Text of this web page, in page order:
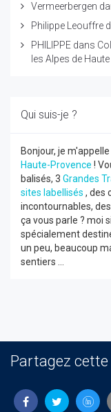
Vermeerbergen
Philippe Leouffre
PHILIPPE dans
les Alpes de
Qui suis-je ?
Bonjour, je
Haute-Provence !
balisés, 3 Grandes
sites labellisés , des
incontournables, des
ça vous parle ? moi
spécialement
un peu, beaucoup
sentiers ...
Partagez cette